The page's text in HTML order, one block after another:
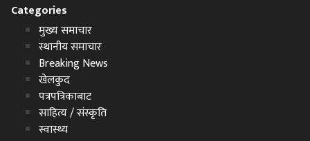
Categories
मुख्य समाचार
स्थानीय समाचार
Breaking News
खेलकुद
पत्रपत्रिकाबाट
साहित्य / संस्कृति
स्वास्थ्य